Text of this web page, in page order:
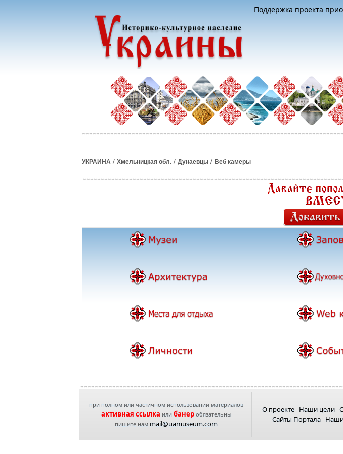
Поддержка проекта
УКРАИНА / Хмельницкая обл. / Дунаевцы / Веб камеры
при полном или частичном использовании материалов
активная ссылка или банеробязательны
пишите нам mail@uamuseum.com
О проекте Наши цели
Сайты Портала